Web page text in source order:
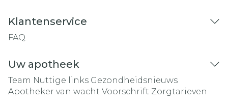
Klantenservice
FAQ
Uw apotheek
Team Nuttige links Gezondheidsnieuws
Apotheker van wacht Voorschrift Zorgtarieven